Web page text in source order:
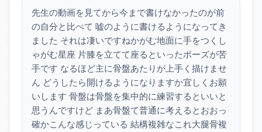
先生の動画を見てから今まで書けなかったのが前
の自分と比べて 嘘のように書けるようになってき
ました それは凄いですねかがむ地面に手をつくし
ゃがむ星座 片膝を立てて座るといったポーズが苦
手です なるほど主に骨盤あたりが上手く描けませ
ん どうしたら開けるようになりますか宜しくお願
いします 骨盤は骨盤を集中的に練習するといいと
思うんですけど まあ骨盤て普通に考えるとおおっ
確かこんな感じっている 結構複雑なこれ大腿骨複